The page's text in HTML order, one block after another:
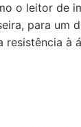
o leitor de
para um
resistência à